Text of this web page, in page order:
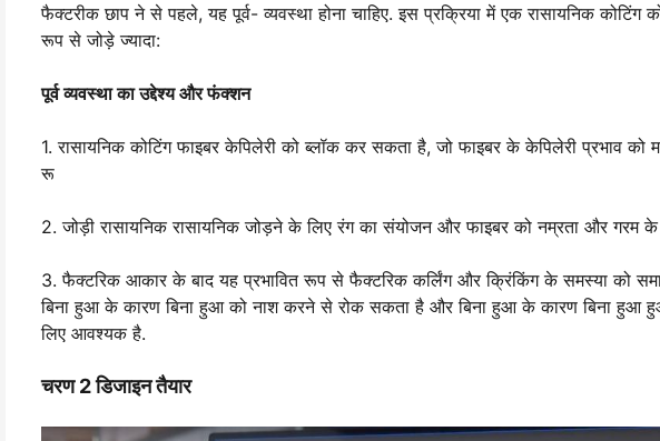
फैक्टरीक छाप ने से पहले, यह पूर्व- व्यवस्था होना चाहिए. इस प्रक्रिया में एक रासायनिक
रूप से जोड़े ज्यादा:
पूर्व व्यवस्था का उद्देश्य और फंक्शन
1. रासायनिक कोटिंग फाइबर केपिलेरी को ब्लॉक कर सकता है, जो फाइबर के केपिलेरी प्रभाव
रू
2. जोड़ी रासायनिक रासायनिक जोड़ने के लिए रंग का संयोजन और फाइबर को नम्रता और गरम
3. फैक्टरिक आकार के बाद यह प्रभावित रूप से फैक्टरिक कर्लिंग और क्रिंकिंग के समस्या को
बिना हुआ के कारण बिना हुआ को नाश करने से रोक सकता है और बिना हुआ के कारण बिना हुआ
लिए आवश्यक है.
चरण 2 डिजाइन तैयार